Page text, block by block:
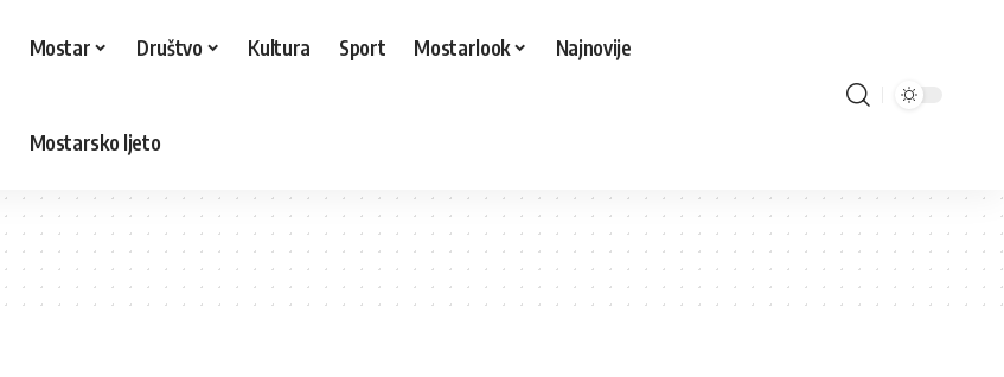
Mostar Društvo Kultura Sport Mostarlook Najnovije
Mostarsko ljeto